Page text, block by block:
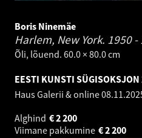
Boris Ninemäe
Harlem, New York. 1950 -
Õli, lõuend. 60.0 × 80.0 cm
EESTI KUNSTI SÜGISOKSJON
Haus Galerii & online
Alghind
2 200
€
Viimane pakkumine
2 200
€